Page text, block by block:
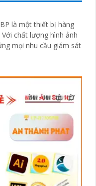
là một thiết bị hàng
mọi nhu cầu giám sát